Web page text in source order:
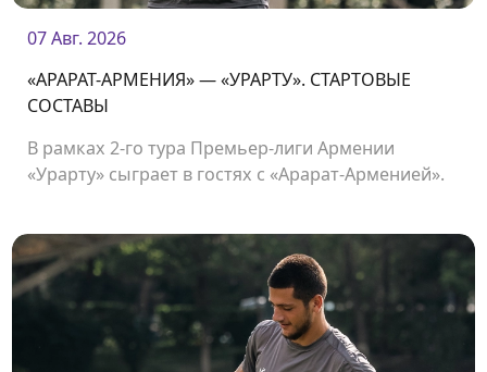
07 Авг. 2026
«АРАРАТ-АРМЕНИЯ» — «УРАРТУ». СТАРТОВЫЕ
СОСТАВЫ
В рамках 2-го тура Премьер-лиги Армении
«Урарту» сыграет в гостях с «Арарат-Арменией».